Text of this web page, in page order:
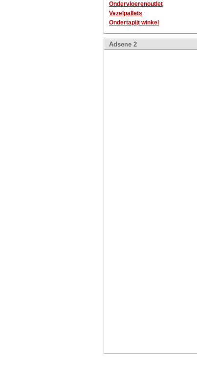
Ondervloerenoutlet
Vezelpallets
Ondertapijt winkel
Adsene 2